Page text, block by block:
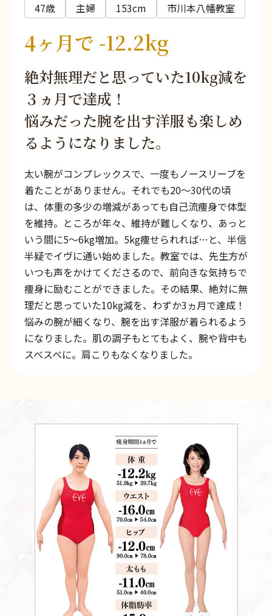
47歳 主婦 153cm 市川本八幡教室
4ヶ月で -12.2kg
絶対無理だと思っていた10kg減を
３ヵ月で達成！
悩みだった腕を出す洋服も楽しめ
るようになりました。
太い腕がコンプレックスで、一度もノースリーブを
着たことがありません。それでも20〜30代の頃
は、体重の多少の増減があっても自己流痩身で体型
を維持。ところが年々、維持が難しくなり、あっと
いう間に5〜6kg増加。5kg痩せられれば…と、半信
半疑でイヴに通い始めました。教室では、先生方が
いつも声をかけてくださるので、前向きな気持ちで
痩身に励むことができました。その結果、絶対に無
理だと思っていた10kg減を、わずか3ヵ月で達成！
悩みの腕が細くなり、腕を出す洋服が着られるよう
になりました。肌の調子もとてもよく、腕や背中も
スベスベに。肩こりもなくなりました。